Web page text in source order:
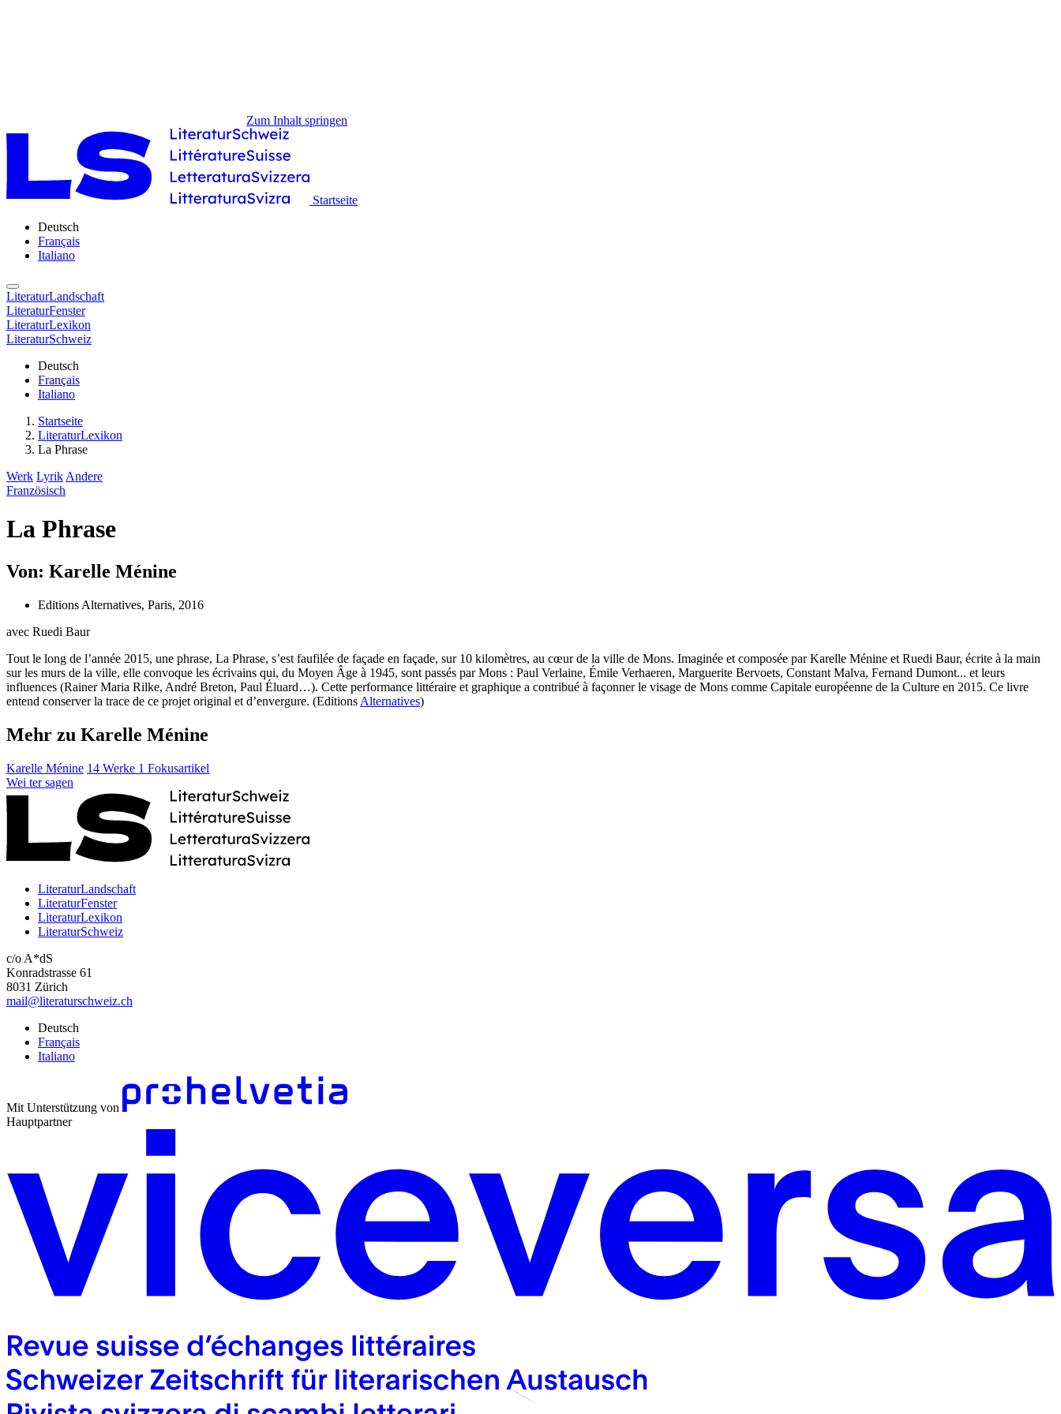
Zum Inhalt springen
Startseite
Deutsch
Français
Italiano
LiteraturLandschaft
LiteraturFenster
LiteraturLexikon
LiteraturSchweiz
Deutsch
Français
Italiano
Startseite
LiteraturLexikon
La Phrase
Werk Lyrik Andere
Französisch
La Phrase
Von: Karelle Ménine
Editions Alternatives, Paris, 2016
avec Ruedi Baur
Tout le long de l’année 2015, une phrase, La Phrase, s’est faufilée de façade en façade, sur 10 kilomètres, au cœur de la ville de Mons. Imaginée et composée par Karelle Ménine et Ruedi Baur, écrite à la main
sur les murs de la ville, elle convoque les écrivains qui, du Moyen Âge à 1945, sont passés par Mons : Paul Verlaine, Émile Verhaeren, Marguerite Bervoets, Constant Malva, Fernand Dumont... et leurs
influences (Rainer Maria Rilke, André Breton, Paul Éluard…). Cette performance littéraire et graphique a contribué à façonner le visage de Mons comme Capitale européenne de la Culture en 2015. Ce livre
entend conserver la trace de ce projet original et d’envergure. (Editions Alternatives)
Mehr zu Karelle Ménine
Karelle Ménine 14 Werke 1 Fokusartikel
Wei ter sagen
LiteraturLandschaft
LiteraturFenster
LiteraturLexikon
LiteraturSchweiz
c/o A*dS
Konradstrasse 61
8031 Zürich
mail@literaturschweiz.ch
Deutsch
Français
Italiano
Mit Unterstützung von
Hauptpartner